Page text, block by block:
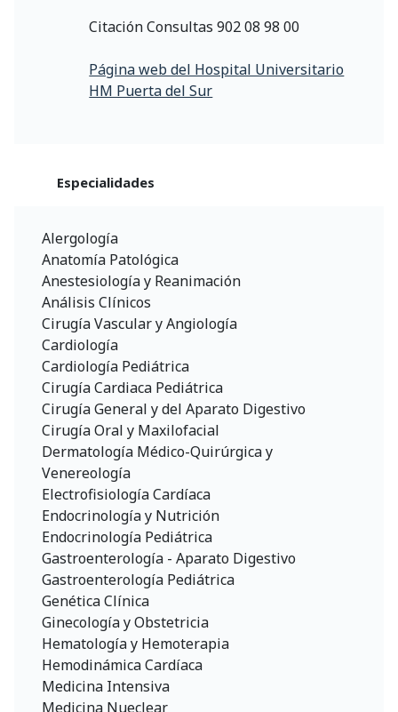
Citación Consultas 902 08 98 00​
Página web del Hospital Universitario
HM Puerta del Sur
Especialidades
Alergología
Anatomía Patológica
Anestesiología y Reanimación
Análisis Clínicos
Cirugía Vascular y Angiología
Cardiología
Cardiología Pediátrica
Cirugía Cardiaca Pediátrica
Cirugía General y del Aparato Digestivo
Cirugía Oral y Maxilofacial
Dermatología Médico-Quirúrgica y
Venereología
Electrofisiología Cardíaca
Endocrinología y Nutrición
Endocrinología Pediátrica
Gastroenterología - Aparato Digestivo
Gastroenterología Pediátrica
Genética Clínica
Ginecología y Obstetricia
Hematología y Hemoterapia
Hemodinámica Cardíaca
Medicina Intensiva
Medicina Nueclear